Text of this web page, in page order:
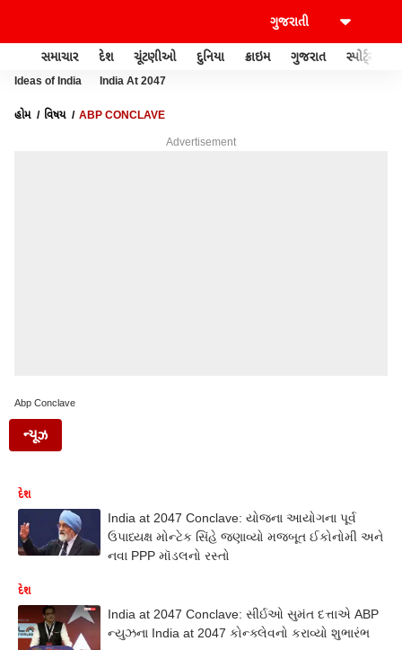
સમાચાર દેશ ચૂંટણીઓ દુનિયા ક્રાઇમ ગુજરાત સ્પોર્ટ્સ
Ideas of India India At 2047
હોમ વિષય ABP CONCLAVE
Advertisement
Abp Conclave
ન્યૂઝ
દેશ
India at 2047 Conclave: યોજના આયોગના પૂર્વ
ઉપાધ્યક્ષ મોન્ટેક સિંહે જણાવ્યો મજબૂત ઈકોનોમી અને
નવા PPP મૉડલનો રસ્તો
દેશ
India at 2047 Conclave: સીર્ઇઓ સુમંત દત્તાએ ABP
ન્યુઝના India at 2047 કોન્ક્લેવનો કરાવ્યો શુભારંભ